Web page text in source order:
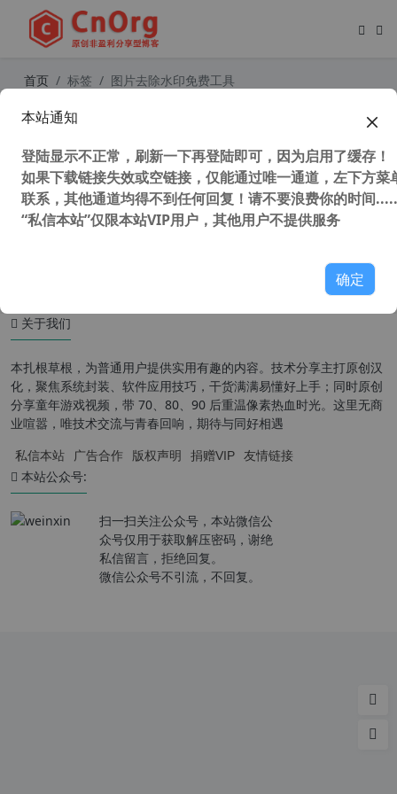
首页 标签 图片去除水印免费工具
关于我们
本扎根草根，为普通用户提供实用有趣的内容。技术分享主打原创汉
化，聚焦系统封装、软件应用技巧，干货满满易懂好上手；同时原创
分享童年游戏视频，带 70、80、90 后重温像素热血时光。这里无商
业喧嚣，唯技术交流与青春回响，期待与同好相遇
私信本站 广告合作 版权声明 捐赠VIP 友情链接
本站公众号:
扫一扫关注公众号，本站微信公
众号仅用于获取解压密码，谢绝
私信留言，拒绝回复。
微信公众号不引流，不回复。
本站通知
登陆显示不正常，刷新一下再登陆即可，因为启用了缓存！
如果下载链接失效或空链接，仅能通过唯一通道，左下方菜
联系，其他通道均得不到任何回复！请不要浪费你的时间
“私信本站”仅限本站VIP用户，其他用户不提供服务
确定